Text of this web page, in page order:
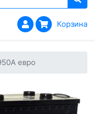
Корзина
евро